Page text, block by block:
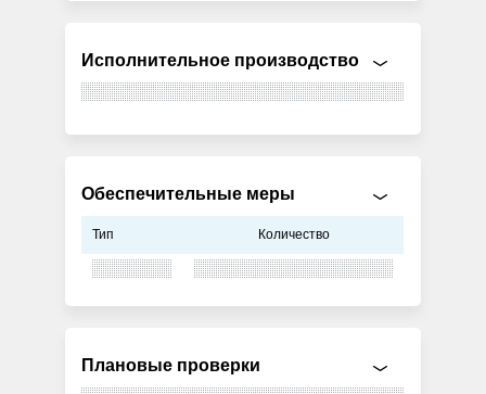
Исполнительное производство
Обеспечительные меры
Тип Количество
Плановые проверки